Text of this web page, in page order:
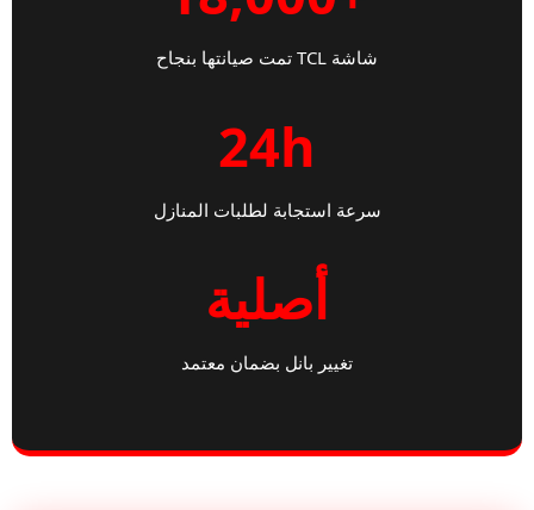
شاشة TCL تمت صيانتها بنجاح
24h
سرعة استجابة لطلبات المنازل
أصلية
تغيير بانل بضمان معتمد